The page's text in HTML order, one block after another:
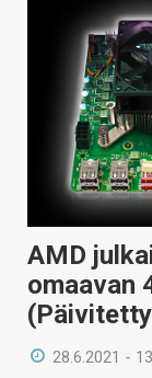
AMD
omaavan
28.6.2021 -